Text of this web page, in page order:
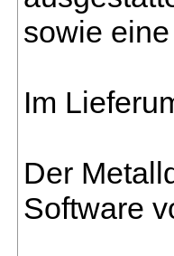
sowie
Im
Der
Software